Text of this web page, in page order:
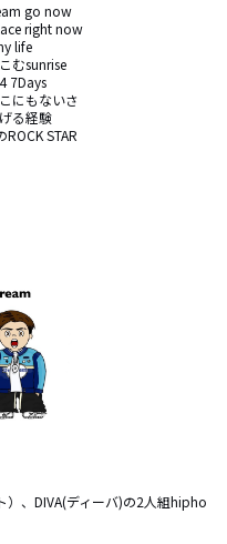
go now
right now
life
むsunrise
7Days
にもないさ
る経験
STAR
）、DIVA(ディーバ)の2人組hipho